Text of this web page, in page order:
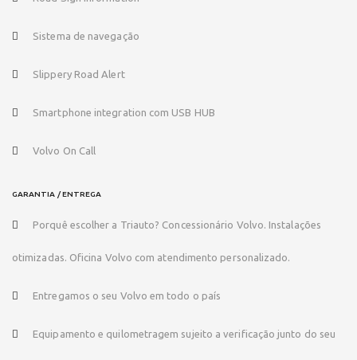
Sistema de navegação
Slippery Road Alert
Smartphone integration com USB HUB
Volvo On Call
GARANTIA / ENTREGA
Porquê escolher a Triauto? Concessionário Volvo. Instalações
otimizadas. Oficina Volvo com atendimento personalizado.
Entregamos o seu Volvo em todo o país
Equipamento e quilometragem sujeito a verificação junto do seu